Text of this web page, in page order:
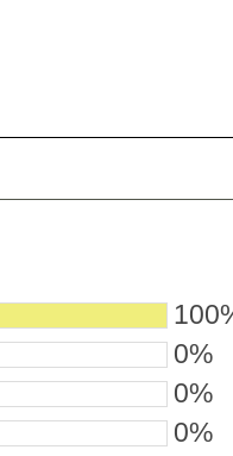
0%
0%
0%